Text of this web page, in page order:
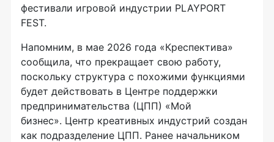
фестивали игровой индустрии PLAYPORT
FEST.
Напомним, в мае 2026 года «Креспектива»
сообщила, что прекращает свою работу,
поскольку структура с похожими функциями
будет действовать в Центре поддержки
предпринимательства (ЦПП) «Мой
бизнес». Центр креативных индустрий создан
как подразделение ЦПП. Ранее начальником